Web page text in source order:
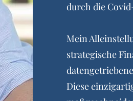
durch die
Mein
strategische
Diese